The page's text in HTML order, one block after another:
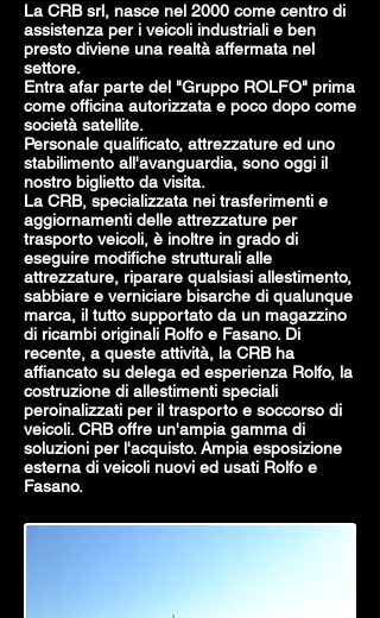
La CRB srl, nasce nel 2000 come centro di
assistenza per i veicoli industriali e ben
presto diviene una realtà affermata nel
settore.
Entra afar parte del "Gruppo ROLFO" prima
come officina autorizzata e poco dopo come
società satellite.
Personale qualificato, attrezzature ed uno
stabilimento all'avanguardia, sono oggi il
nostro biglietto da visita.
La CRB, specializzata nei trasferimenti e
aggiornamenti delle attrezzature per
trasporto veicoli, è inoltre in grado di
eseguire modifiche strutturali alle
attrezzature, riparare qualsiasi allestimento,
sabbiare e verniciare bisarche di qualunque
marca, il tutto supportato da un magazzino
di ricambi originali Rolfo e Fasano. Di
recente, a queste attività, la CRB ha
affiancato su delega ed esperienza Rolfo, la
costruzione di allestimenti speciali
peroinalizzati per il trasporto e soccorso di
veicoli. CRB offre un'ampia gamma di
soluzioni per l'acquisto. Ampia esposizione
esterna di veicoli nuovi ed usati Rolfo e
Fasano.